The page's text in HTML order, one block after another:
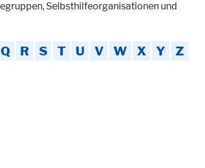
Selbsthilfeorganisationen und
Q R S T U V W X Y
Z